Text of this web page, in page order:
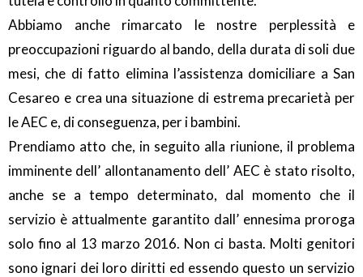
Abbiamo anche rimarcato le nostre perplessità e
preoccupazioni riguardo al bando, della durata di soli due
mesi, che di fatto elimina l’assistenza domiciliare a San
Cesareo e crea una situazione di estrema precarietà per
le AEC e, di conseguenza, per i bambini.
Prendiamo atto che, in seguito alla riunione, il problema
imminente dell’ allontanamento dell’ AEC è stato risolto,
anche se a tempo determinato, dal momento che il
servizio è attualmente garantito dall’ ennesima proroga
solo fino al 13 marzo 2016. Non ci basta. Molti genitori
sono ignari dei loro diritti ed essendo questo un servizio